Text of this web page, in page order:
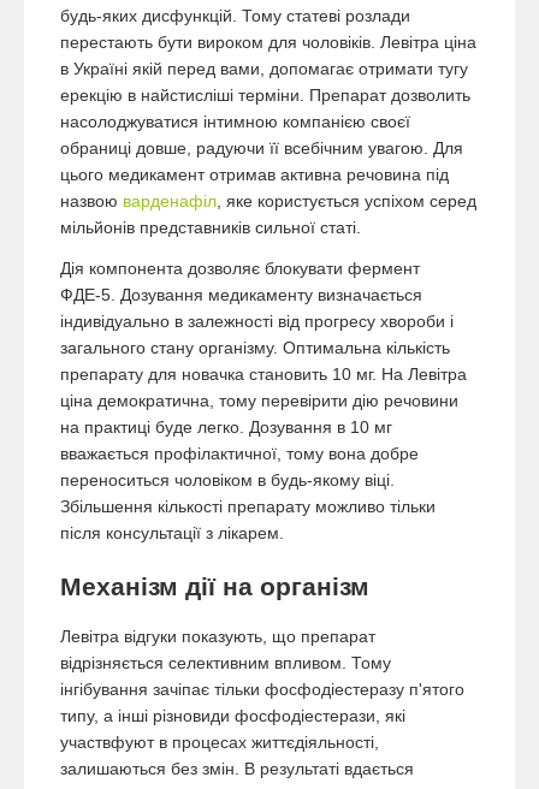
будь-яких дисфункцій. Тому статеві розлади
перестають бути вироком для чоловіків. Левітра ціна
в Україні якій перед вами, допомагає отримати тугу
ерекцію в найстисліші терміни. Препарат дозволить
насолоджуватися інтимною компанією своєї
обраниці довше, радуючи її всебічним увагою. Для
цього медикамент отримав активна речовина під
назвою варденафіл , яке користується успіхом серед
мільйонів представників сильної статі.
Дія компонента дозволяє блокувати фермент
ФДЕ-5. Дозування медикаменту визначається
індивідуально в залежності від прогресу хвороби і
загального стану організму. Оптимальна кількість
препарату для новачка становить 10 мг. На Левітра
ціна демократична, тому перевірити дію речовини
на практиці буде легко. Дозування в 10 мг
вважається профілактичної, тому вона добре
переноситься чоловіком в будь-якому віці.
Збільшення кількості препарату можливо тільки
після консультації з лікарем.
Механізм дії на організм
Левітра відгуки показують, що препарат
відрізняється селективним впливом. Тому
інгібування зачіпає тільки фосфодіестеразу п'ятого
типу, а інші різновиди фосфодіестерази, які
участвфуют в процесах життєдіяльності,
залишаються без змін. В результаті вдається